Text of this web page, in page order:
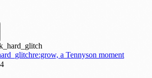
re:grow, a Tennyson moment